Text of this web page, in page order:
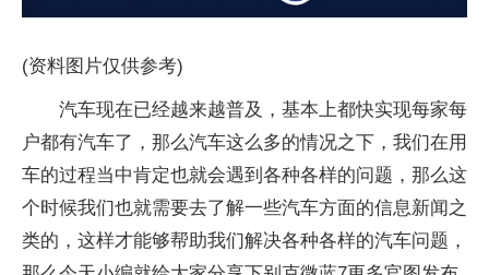
(资料图片仅供参考)
汽车现在已经越来越普及，基本上都快实现每家每
户都有汽车了，那么汽车这么多的情况之下，我们在用
车的过程当中肯定也就会遇到各种各样的问题，那么这
个时候我们也就需要去了解一些汽车方面的信息新闻之
类的，这样才能够帮助我们解决各种各样的汽车问题，